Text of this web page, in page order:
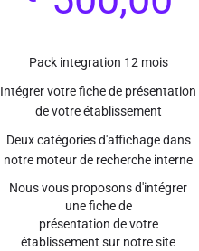
Pack integration 12 mois
Intégrer votre fiche de présentation
de votre établissement
Deux catégories d'affichage dans
notre moteur de recherche interne
Nous vous proposons d'intégrer
une fiche de
présentation de votre
établissement sur notre site